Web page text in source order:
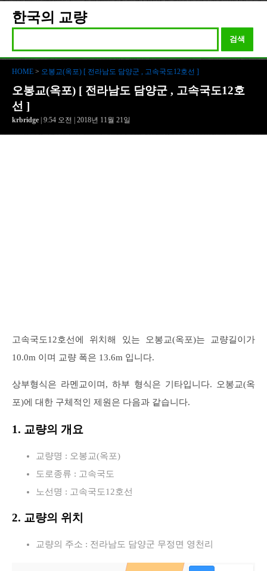
한국의 교량
검색
HOME > 오봉교(옥포) [ 전라남도 담양군 , 고속국도12호선 ]
오봉교(옥포) [ 전라남도 담양군 , 고속국도12호
선 ]
krbridge | 9:54 오전 | 2018년 11월 21일
고속국도12호선에 위치해 있는 오봉교(옥포)는 교량길이가
10.0m 이며 교량 폭은 13.6m 입니다.
상부형식은 라멘교이며, 하부 형식은 기타입니다. 오봉교(옥
포)에 대한 구체적인 제원은 다음과 같습니다.
1. 교량의 개요
교량명 : 오봉교(옥포)
도로종류 : 고속국도
노선명 : 고속국도12호선
2. 교량의 위치
교량의 주소 : 전라남도 담양군 무정면 영천리